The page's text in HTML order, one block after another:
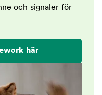
och signaler för
här